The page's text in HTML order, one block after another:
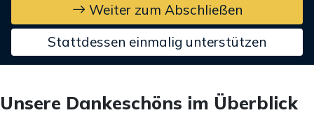
Weiter zum Abschließen
Stattdessen einmalig unterstützen
Unsere Dankeschöns im Überblick